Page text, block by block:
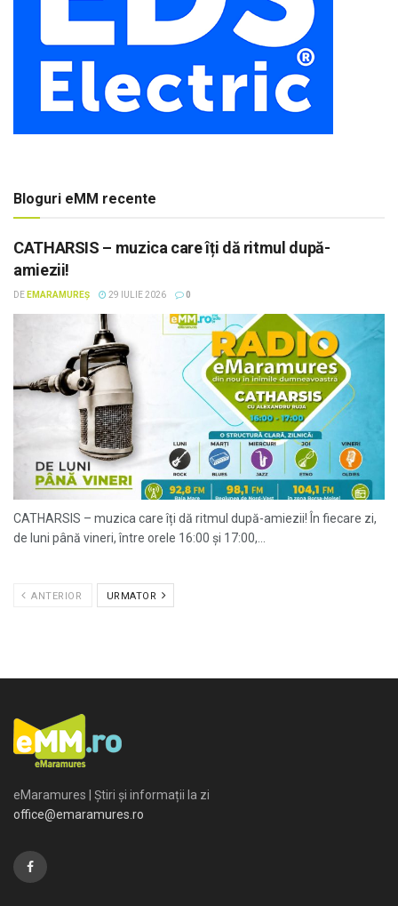
Bloguri eMM recente
CATHARSIS – muzica care îți dă ritmul după-
amiezii!
DE EMARAMUREȘ 29 IULIE 2026 0
CATHARSIS – muzica care îți dă ritmul după-amiezii! În fiecare zi,
de luni până vineri, între orele 16:00 și 17:00,...
ANTERIOR URMATOR
eMaramures | Știri și informații la zi
office@emaramures.ro